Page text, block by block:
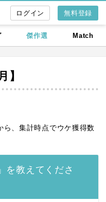
無料登録
傑作選 Match
】
、集計時点でウケ獲得数
を教えてくださ